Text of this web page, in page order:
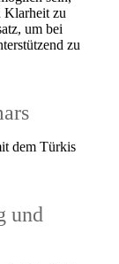
Klarheit zu
um bei
zu
dem Türkis
und